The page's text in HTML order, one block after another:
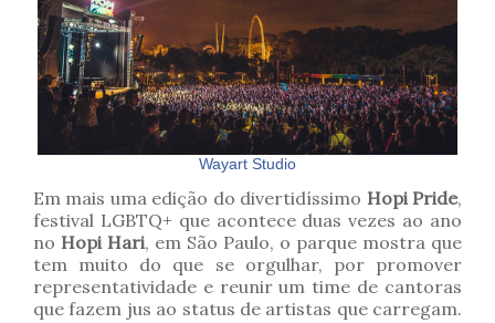
Wayart Studio
Em mais uma edição do divertidíssimo Hopi Pride,
festival LGBTQ+ que acontece duas vezes ao ano
no Hopi Hari, em São Paulo, o parque mostra que
tem muito do que se orgulhar, por promover
representatividade e reunir um time de cantoras
que fazem jus ao status de artistas que carregam.